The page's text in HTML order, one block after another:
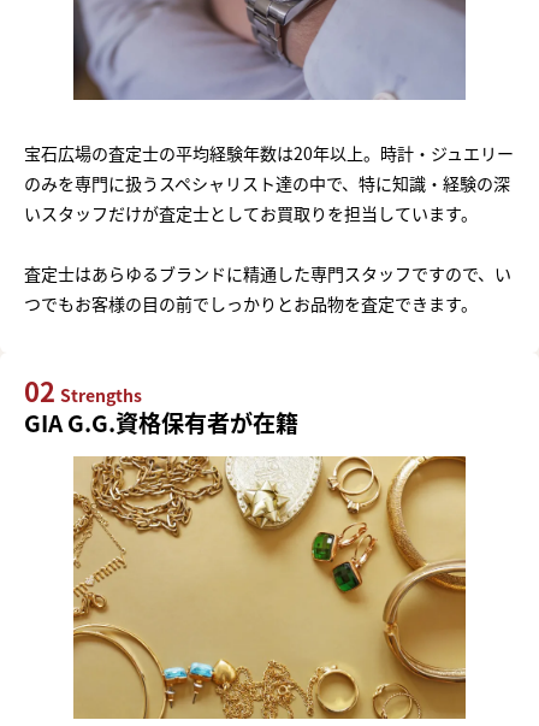
宝石広場の査定士の平均経験年数は20年以上。時計・ジュエリー
のみを専門に扱うスペシャリスト達の中で、特に知識・経験の深
いスタッフだけが査定士としてお買取りを担当しています。
査定士はあらゆるブランドに精通した専門スタッフですので、い
つでもお客様の目の前でしっかりとお品物を査定できます。
02 Strengths
GIA G.G.資格保有者が在籍